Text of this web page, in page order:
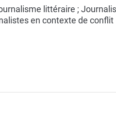
littéraire ;
en contexte de conflit